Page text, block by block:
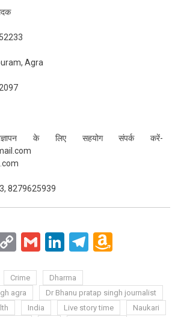
Agra
के लिए सहयोग संपर्क करें-
8279625939
CopyGmailLinkedIn
Telegram
Amazon
List
Crime
Dharma
agra
Dr Bhanu pratap singh journalist
India Live story time
Naukari